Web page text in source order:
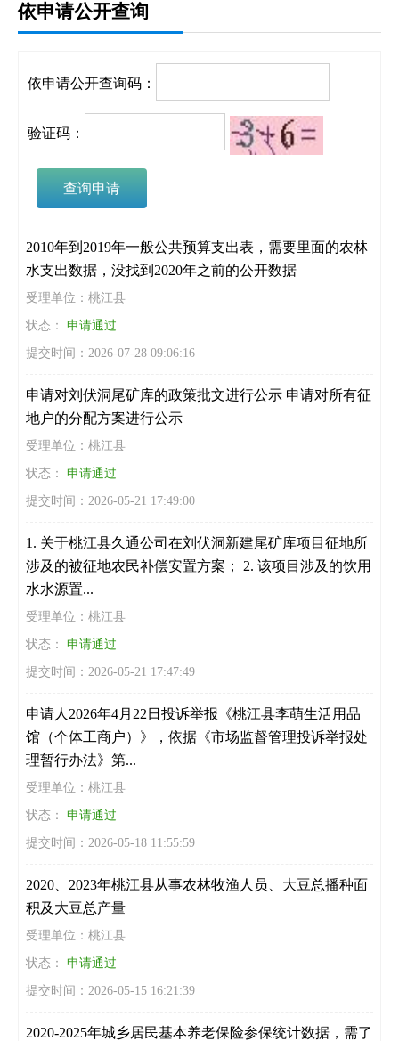
依申请公开查询
依申请公开查询码：
验证码：
查询申请
2010年到2019年一般公共预算支出表，需要里面的农林
水支出数据，没找到2020年之前的公开数据
受理单位：桃江县
状态： 申请通过
提交时间：2026-07-28 09:06:16
申请对刘伏洞尾矿库的政策批文进行公示 申请对所有征
地户的分配方案进行公示
受理单位：桃江县
状态： 申请通过
提交时间：2026-05-21 17:49:00
1. 关于桃江县久通公司在刘伏洞新建尾矿库项目征地所
涉及的被征地农民补偿安置方案； 2. 该项目涉及的饮用
水水源置...
受理单位：桃江县
状态： 申请通过
提交时间：2026-05-21 17:47:49
申请人2026年4月22日投诉举报《桃江县李萌生活用品
馆（个体工商户）》，依据《市场监督管理投诉举报处
理暂行办法》第...
受理单位：桃江县
状态： 申请通过
提交时间：2026-05-18 11:55:59
2020、2023年桃江县从事农林牧渔人员、大豆总播种面
积及大豆总产量
受理单位：桃江县
状态： 申请通过
提交时间：2026-05-15 16:21:39
2020-2025年城乡居民基本养老保险参保统计数据，需了